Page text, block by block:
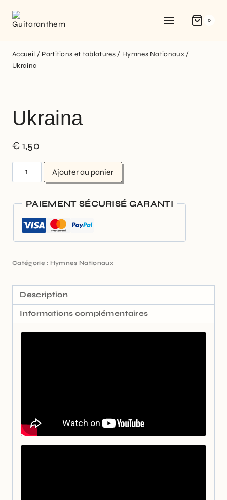
0
Accueil / Partitions et tablatures / Hymnes Nationaux /
Ukraina
Ukraina
€ 1,50
Ajouter au panier
PAIEMENT SÉCURISÉ GARANTI
Catégorie : Hymnes Nationaux
Description
Informations complémentaires